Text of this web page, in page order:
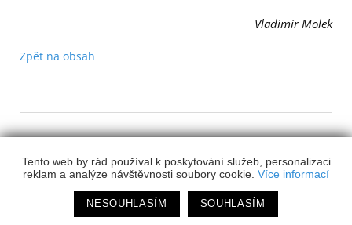
Tento web by rád používal k poskytování služeb, personalizaci
reklam a analýze návštěvnosti soubory cookie. Více informací
NESOUHLASÍM SOUHLASÍM
Vladimír Molek
Zpět na obsah
Jak dál v "protipovodňových" opatřeních na